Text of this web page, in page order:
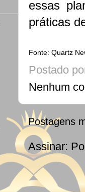
essas
práticas
Fonte: Quartz
Postado
Nenhum
Postagens
Assinar: